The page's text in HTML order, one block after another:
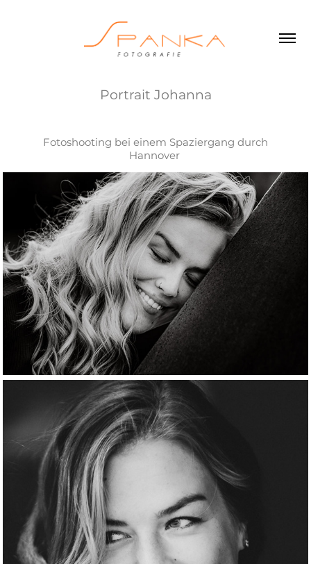
Portrait Johanna
Fotoshooting bei einem Spaziergang durch
Hannover